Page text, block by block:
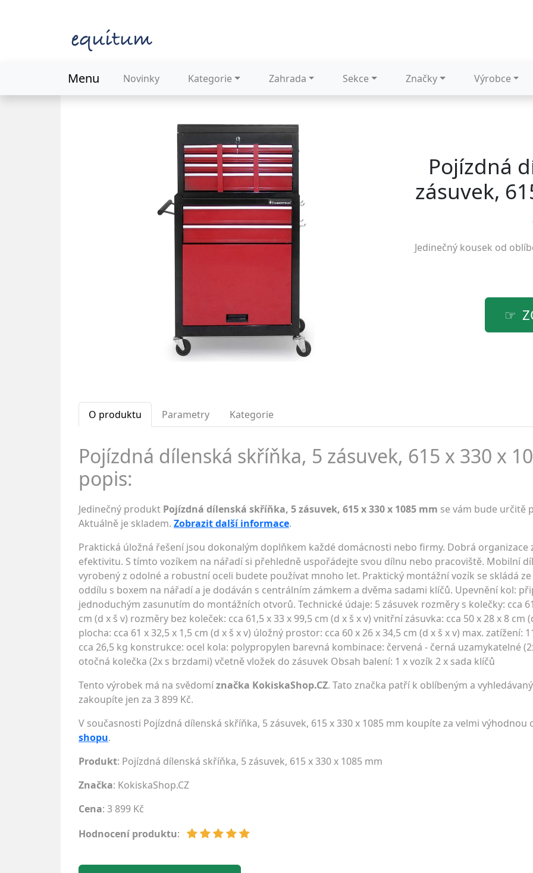
Menu Novinky Kategorie Zahrada Sekce Značky Výrobce
Pojízdná
zásuvek,
Jedinečný kousek od
O produktu Parametry Kategorie
Pojízdná dílenská skříňka, 5 zásuvek, 615 x 330 x
popis:
Jedinečný produkt Pojízdná dílenská skříňka, 5 zásuvek, 615 x 330 x 1085 mm se vám bude určitě
Aktuálně je skladem. Zobrazit další informace.
Praktická úložná řešení jsou dokonalým doplňkem každé domácnosti nebo firmy. Dobrá organizace
efektivitu. S tímto vozíkem na nářadí si přehledně uspořádejte svou dílnu nebo pracoviště. Mobilní
vyrobený z odolné a robustní oceli budete používat mnoho let. Praktický montážní vozík se skládá
oddílu s boxem na nářadí a je dodáván s centrálním zámkem a dvěma sadami klíčů. Upevnění kol:
jednoduchým zasunutím do montážních otvorů. Technické údaje: 5 zásuvek rozměry s kolečky: cca
cm (d x š v) rozměry bez koleček: cca 61,5 x 33 x 99,5 cm (d x š x v) vnitřní zásuvka: cca 50 x 28 x 8 cm
plocha: cca 61 x 32,5 x 1,5 cm (d x š x v) úložný prostor: cca 60 x 26 x 34,5 cm (d x š x v) max. zatížení:
cca 26,5 kg konstrukce: ocel kola: polypropylen barevná kombinace: červená - černá uzamykatelné
otočná kolečka (2x s brzdami) včetně vložek do zásuvek Obsah balení: 1 x vozík 2 x sada klíčů
Tento výrobek má na svědomíznačka KokiskaShop.CZ. Tato značka patří k oblíbeným a
zakoupíte jen za 3 899 Kč.
V současnosti Pojízdná dílenská skříňka, 5 zásuvek, 615 x 330 x 1085 mm koupíte za velmi výhodnou
shopu.
Produkt: Pojízdná dílenská skříňka, 5 zásuvek, 615 x 330 x 1085 mm
Značka: KokiskaShop.CZ
Cena: 3 899 Kč
Hodnocení produktu: